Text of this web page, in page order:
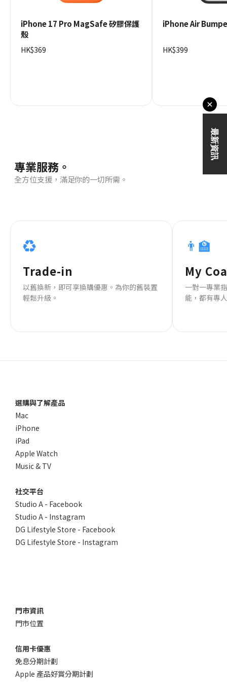
iPhone 17 Pro MagSafe 矽膠保護
殼
HK$369
iPhone Air
HK$399
專業服務。
全方位支援，滿足你的一切所需。
♻️
Trade-in
以舊換新，即可享換購優惠。為你的舊裝置
輕鬆升級。
👨‍🏫
My
一對一專業
能，都有專
選購與了解產品
Mac
iPhone
iPad
Apple Watch
Music & TV
社交平台
Studio A - Facebook
Studio A - Instagram
DG Lifestyle Store - Facebook
DG Lifestyle Store - Instagram
門市資訊
門市位置
信用卡優惠
免息分期計劃
Apple 產品好賞分期計劃